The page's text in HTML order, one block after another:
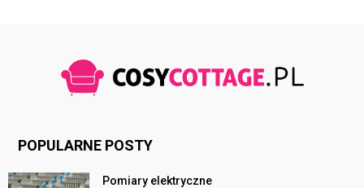
POPULARNE POSTY
Pomiary elektryczne